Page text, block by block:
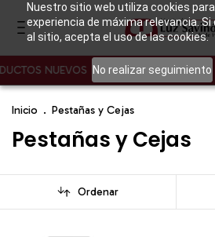
Nuestro sitio web utiliza cookies
experiencia de máxima relevancia.
al sitio, acepta el uso de las cookies.
No realizar seguimiento
NUEVOS CONOCE
Inicio . Pestañas y Cejas
Pestañas y Cejas
Ordenar